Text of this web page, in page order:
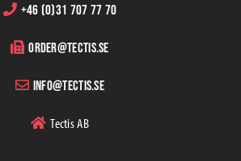
+46 (0)31 707 77 70
order@tectis.se
info@tectis.se
Tectis AB